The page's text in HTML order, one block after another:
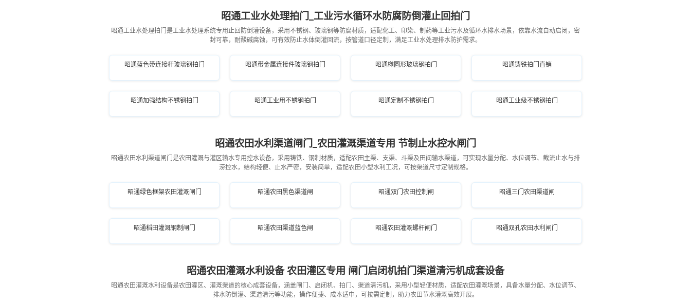
昭通工业水处理拍门_工业污水循环水防腐防倒灌止回拍门
昭通工业水处理拍门是工业水处理系统专用止回防倒灌设备，采用不锈钢、玻璃钢等防腐材质，适配化工、印染、制药等工业污水及循环水排水场景，依靠水流自动启闭，密
封可靠，耐酸碱腐蚀，可有效防止水体倒灌回流，按管道口径定制，满足工业水处理排水防护需求。
昭通蓝色带连接杆玻璃钢拍门 昭通带金属连接件玻璃钢拍门 昭通椭圆形玻璃钢拍门 昭通铸铁拍门直销
昭通加强结构不锈钢拍门 昭通工业用不锈钢拍门 昭通定制不锈钢拍门 昭通工业级不锈钢拍门
昭通农田水利渠道闸门_农田灌溉渠道专用 节制止水控水闸门
昭通农田水利渠道闸门是农田灌溉与灌区输水专用控水设备，采用铸铁、钢制材质，适配农田主渠、支渠、斗渠及田间输水渠道，可实现水量分配、水位调节、截流止水与排
涝控水，结构轻便、止水严密，安装简单，适配农田小型水利工况，可按渠道尺寸定制规格。
昭通绿色框架农田灌溉闸门 昭通农田黑色渠道闸 昭通双门农田控制闸 昭通三门农田渠道闸
昭通稻田灌溉钢制闸门 昭通农田渠道蓝色闸 昭通农田灌溉螺杆闸门 昭通双孔农田水利闸门
昭通农田灌溉水利设备 农田灌区专用 闸门启闭机拍门渠道清污机成套设备
昭通农田灌溉水利设备是农田灌区、灌溉渠道的核心成套设备，涵盖闸门、启闭机、拍门、渠道清污机，采用小型轻便材质，适配农田灌溉场景，具备水量分配、水位调节、
排水防倒灌、渠道清污等功能，操作便捷、成本适中，可按需定制，助力农田节水灌溉高效开展。